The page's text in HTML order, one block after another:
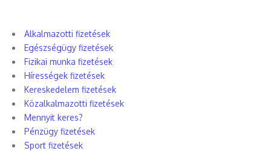
Alkalmazotti fizetések
Egészségügy fizetések
Fizikai munka fizetések
Hírességek fizetések
Kereskedelem fizetések
Közalkalmazotti fizetések
Mennyit keres?
Pénzügy fizetések
Sport fizetések